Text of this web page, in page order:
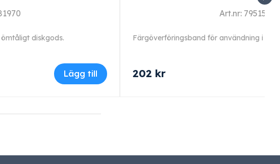
diskgods.
Lägg till
Art.nr: 7951520
Färgöverföringsband för användning i
202 kr